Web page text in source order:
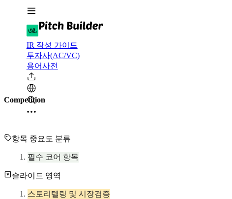
IR 작성 가이드
투자사(AC/VC)
용어사전
Competition
항목 중요도 분류
필수 코어 항목
슬라이드 영역
스토리텔링 및 시장검증